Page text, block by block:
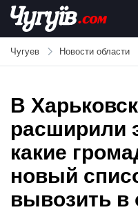
Skip
content
Chuguiv
Чугуев Новости области
В
расширили
какие
новый
вывозить в